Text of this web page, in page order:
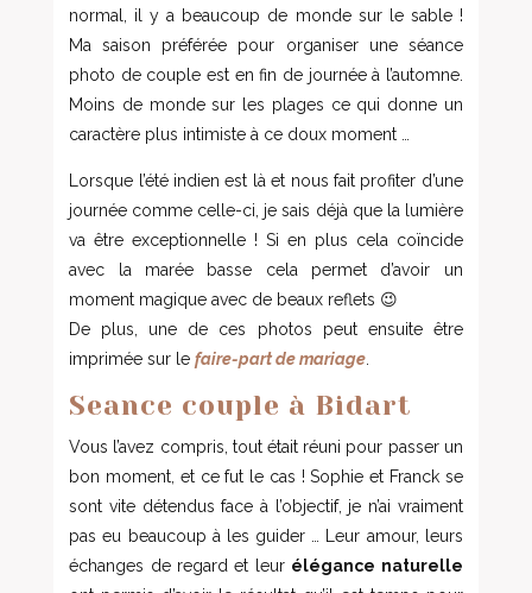
normal, il y a beaucoup de monde sur le sable !
Ma saison préférée pour organiser une séance
photo de couple est en fin de journée à l’automne.
Moins de monde sur les plages ce qui donne un
caractère plus intimiste à ce doux moment …
Lorsque l’été indien est là et nous fait profiter d’une
journée comme celle-ci, je sais déjà que la lumière
va être exceptionnelle ! Si en plus cela coïncide
avec la marée basse cela permet d’avoir un
moment magique avec de beaux reflets 😉
De plus, une de ces photos peut ensuite être
imprimée sur lefaire-part de mariage
Seance couple à Bidart
Vous l’avez compris, tout était réuni pour passer un
bon moment, et ce fut le cas ! Sophie et Franck se
sont vite détendus face à l’objectif, je n’ai vraiment
pas eu beaucoup à les guider … Leur amour, leurs
échanges de regard et leur élégance naturelle